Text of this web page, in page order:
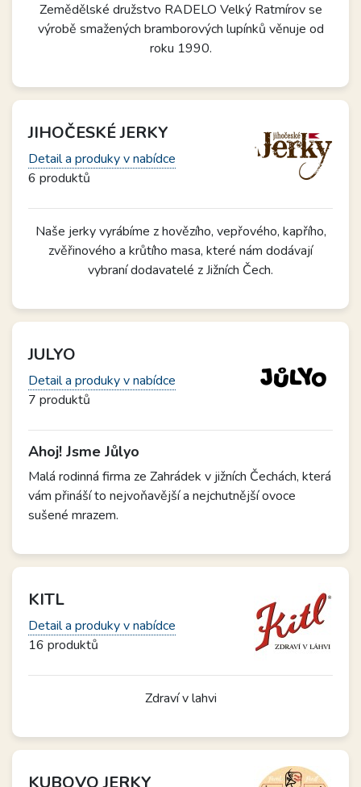
Zemědělské družstvo RADELO Velký Ratmírov se
výrobě smažených bramborových lupínků věnuje od
roku 1990.
JIHOČESKÉ JERKY
Detail a produky v nabídce
6 produktů
Naše jerky vyrábíme z hovězího, vepřového, kapřího,
zvěřinového a krůtího masa, které nám dodávají
vybraní dodavatelé z Jižních Čech.
JULYO
Detail a produky v nabídce
7 produktů
Ahoj! Jsme Jůlyo
Malá rodinná firma ze Zahrádek v jižních Čechách, která
vám přináší to nejvoňavější a nejchutnější ovoce
sušené mrazem.
KITL
Detail a produky v nabídce
16 produktů
Zdraví v lahvi